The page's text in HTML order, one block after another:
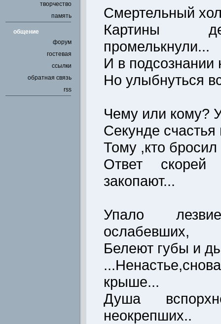
творчество
память
общение
форум
гостевая
ссылки
обратная связь
rss
Смертельный
Картины
промелькнули...
И в подсознании
Но улыбнуться
Чему или кому?
Секунде
Тому ,кто бросил
Ответ
закопают...
Упало
ослабевших,
Белеют губы и
крыше...
Душа
неокрепших..